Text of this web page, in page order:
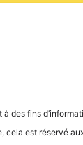
des fins
cela est réser­vé